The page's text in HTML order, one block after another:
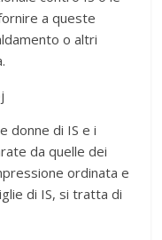
a queste
o altri
donne di IS e i
da quelle dei
ordinata e
di IS, si tratta di